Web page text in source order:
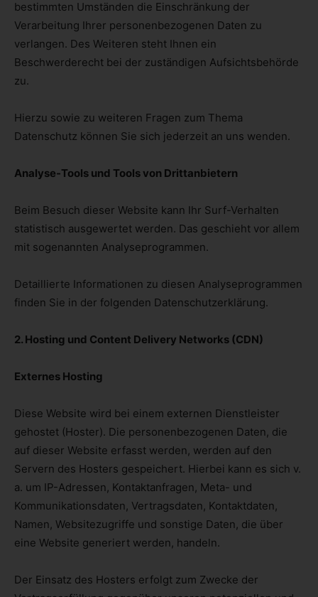
bestimmten Umständen die Einschränkung der
Verarbeitung Ihrer personenbezogenen Daten zu
verlangen. Des Weiteren steht Ihnen ein
Beschwerderecht bei der zuständigen Aufsichtsbehörde
zu.
Hierzu sowie zu weiteren Fragen zum Thema
Datenschutz können Sie sich jederzeit an uns wenden.
Analyse-Tools und Tools von Dritt­anbietern
Beim Besuch dieser Website kann Ihr Surf-Verhalten
statistisch ausgewertet werden. Das geschieht vor allem
mit sogenannten Analyseprogrammen.
Detaillierte Informationen zu diesen Analyseprogrammen
finden Sie in der folgenden Datenschutzerklärung.
2. Hosting und Content Delivery Networks (CDN)
Externes Hosting
Diese Website wird bei einem externen Dienstleister
gehostet (Hoster). Die personenbezogenen Daten, die
auf dieser Website erfasst werden, werden auf den
Servern des Hosters gespeichert. Hierbei kann es sich v.
a. um IP-Adressen, Kontaktanfragen, Meta- und
Kommunikationsdaten, Vertragsdaten, Kontaktdaten,
Namen, Websitezugriffe und sonstige Daten, die über
eine Website generiert werden, handeln.
Der Einsatz des Hosters erfolgt zum Zwecke der